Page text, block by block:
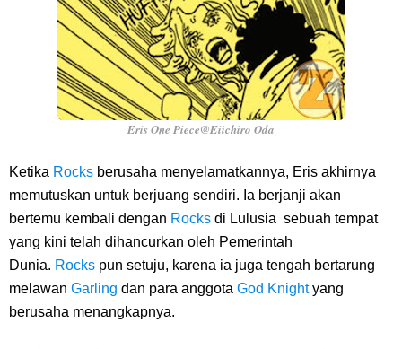
Eris One Piece@Eiichiro Oda
Ketika Rocks berusaha menyelamatkannya, Eris akhirnya
memutuskan untuk berjuang sendiri. Ia berjanji akan
bertemu kembali dengan Rocks di Lulusia sebuah tempat
yang kini telah dihancurkan oleh Pemerintah
Dunia. Rocks pun setuju, karena ia juga tengah bertarung
melawan Garling dan para anggota God Knight yang
berusaha menangkapnya.